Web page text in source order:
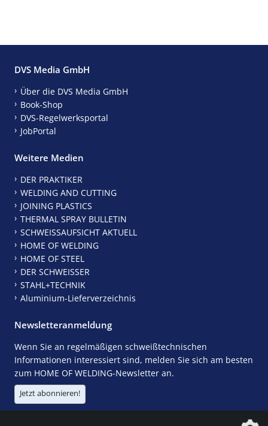
DVS Media GmbH
Über die DVS Media GmbH
Book-Shop
DVS-Regelwerksportal
JobPortal
Weitere Medien
DER PRAKTIKER
WELDING AND CUTTING
JOINING PLASTICS
THERMAL SPRAY BULLETIN
SCHWEISSAUFSICHT AKTUELL
HOME OF WELDING
HOME OF STEEL
DER SCHWEISSER
STAHL+TECHNIK
Aluminium-Lieferverzeichnis
Newsletteranmeldung
Wenn Sie an regelmäßigen schweißtechnischen
Informationen interessiert sind, melden Sie sich am besten
zum HOME OF WELDING-Newsletter an.
Jetzt abonnieren!